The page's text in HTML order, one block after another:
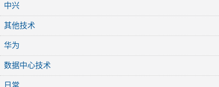
中兴
其他技术
华为
数据中心技术